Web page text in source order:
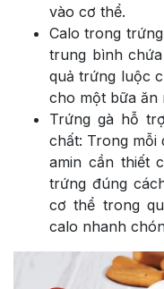
vào cơ thể.
Calo trong
trung bình
quả trứng luộc
cho một bữa ăn
Trứng gà hỗ
chất: Trong mỗi
amin cần thiết
trứng đúng
cơ thể trong
calo nhanh